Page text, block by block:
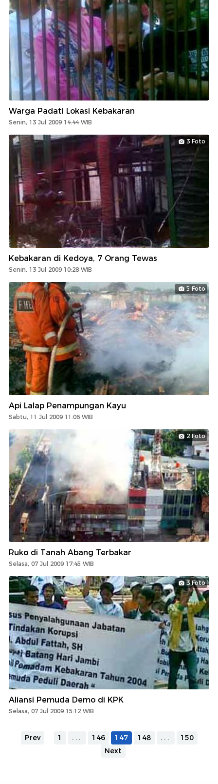
Warga Padati Lokasi Kebakaran
Senin, 13 Jul 2009 14:44 WIB
3 Foto
Kebakaran di Kedoya, 7 Orang Tewas
Senin, 13 Jul 2009 10:28 WIB
5 Foto
Api Lalap Penampungan Kayu
Sabtu, 11 Jul 2009 11:06 WIB
2 Foto
Ruko di Tanah Abang Terbakar
Selasa, 07 Jul 2009 17:45 WIB
3 Foto
Aliansi Pemuda Demo di KPK
Selasa, 07 Jul 2009 15:12 WIB
Prev 1 ... 146 147 148 ...
150
Next